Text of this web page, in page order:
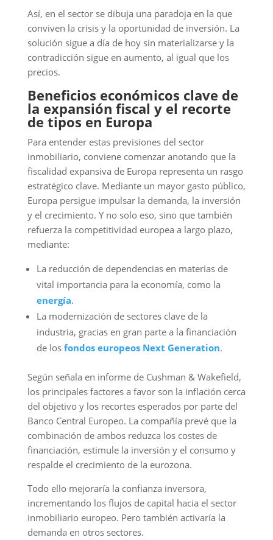
Así, en el sector se dibuja una paradoja en la que
conviven la crisis y la oportunidad de inversión. La
solución sigue a día de hoy sin materializarse y la
contradicción sigue en aumento, al igual que los
precios.
Beneficios económicos clave de
la expansión fiscal y el recorte
de tipos en Europa
Para entender estas previsiones del sector
inmobiliario, conviene comenzar anotando que la
fiscalidad expansiva de Europa representa un rasgo
estratégico clave. Mediante un mayor gasto público,
Europa persigue impulsar la demanda, la inversión
y el crecimiento. Y no solo eso, sino que también
refuerza la competitividad europea a largo plazo,
mediante:
La reducción de dependencias en materias de
vital importancia para la economía, como la
energía.
La modernización de sectores clave de la
industria, gracias en gran parte a la financiación
de los fondos europeos Next Generation.
Según señala en informe de Cushman & Wakefield,
los principales factores a favor son la inflación cerca
del objetivo y los recortes esperados por parte del
Banco Central Europeo. La compañía prevé que la
combinación de ambos reduzca los costes de
financiación, estimule la inversión y el consumo y
respalde el crecimiento de la eurozona.
Todo ello mejoraría la confianza inversora,
incrementando los flujos de capital hacia el sector
inmobiliario europeo. Pero también activaría la
demanda en otros sectores.